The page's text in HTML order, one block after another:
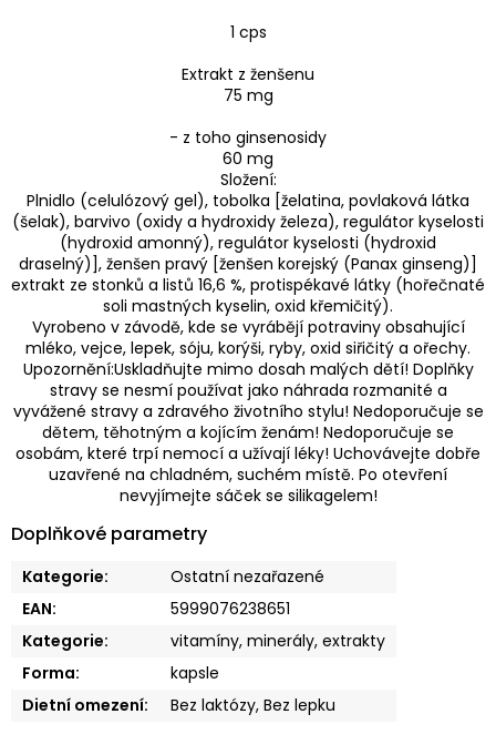
1 cps
Extrakt z ženšenu
75 mg
- z toho ginsenosidy
60 mg
Složení:
Plnidlo (celulózový gel), tobolka [želatina, povlaková látka
(šelak), barvivo (oxidy a hydroxidy železa), regulátor kyselosti
(hydroxid amonný), regulátor kyselosti (hydroxid
draselný)], ženšen pravý [ženšen korejský (Panax ginseng)]
extrakt ze stonků a listů 16,6 %, protispékavé látky (hořečnaté
soli mastných kyselin, oxid křemičitý).
Vyrobeno v závodě, kde se vyrábějí potraviny obsahující
mléko, vejce, lepek, sóju, korýši, ryby, oxid siřičitý a ořechy.
Upozornění:Uskladňujte mimo dosah malých dětí! Doplňky
stravy se nesmí používat jako náhrada rozmanité a
vyvážené stravy a zdravého životního stylu! Nedoporučuje se
dětem, těhotným a kojícím ženám! Nedoporučuje se
osobám, které trpí nemocí a užívají léky! Uchovávejte dobře
uzavřené na chladném, suchém místě. Po otevření
nevyjímejte sáček se silikagelem!
Doplňkové parametry
Kategorie:
Ostatní nezařazené
EAN:
5999076238651
Kategorie:
vitamíny, minerály, extrakty
Forma:
kapsle
Dietní omezení: Bez laktózy, Bez lepku